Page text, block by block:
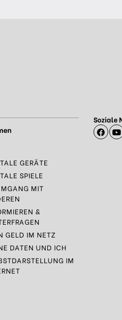
GERÄTE
SPIELE
MIT
&
GELD IM NETZ
DATEN UND ICH
IM
Soziale